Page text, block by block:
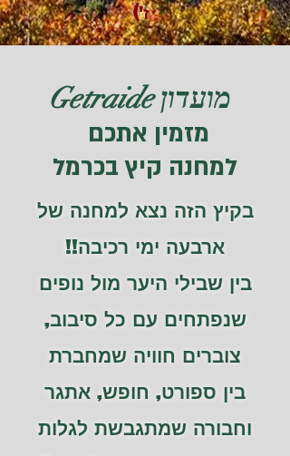
ז')
מועדון Getraide
מזמין אתכם
למחנה קיץ בכרמל
בקיץ הזה נצא למחנה של
ארבעה ימי רכיבה!!
בין שבילי היער מול נופים
שנפתחים עם כל סיבוב,
צוברים חוויה שמחברת
בין ספורט, חופש, אתגר
וחבורה שמתגבשת לגלות